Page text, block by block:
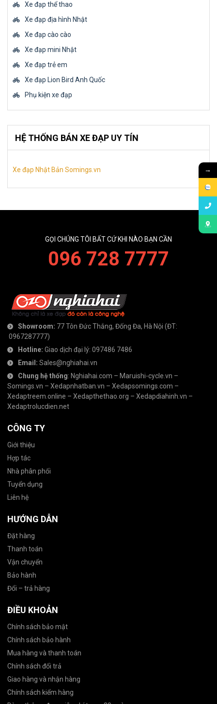
Xe đạp thể thao
Xe đạp địa hình Nhật
Xe đạp cào cào
Xe đạp mini Nhật
Xe đạp trẻ em
Xe đạp Lion Bird Anh Quốc
Phụ kiện xe đạp
HỆ THỐNG BÁN XE ĐẠP UY TÍN
Xe đạp Nhật Bản Somings.vn
GỌI CHÚNG TÔI BẤT CỨ KHI NÀO BẠN CẦN
096 728 7777
Showroom: 77 Tôn Đức Thắng, Đống Đa, Hà Nội (ĐT:
0967287777)
Hotline: Giao dịch đại lý: 097486 7486
Email: Sales@nghiahai.vn
Chung hệ thống: Nghiahai.com – Maruishi-cycle.vn –
Somings.vn – Xedapnhatban.vn – Xedapsomings.com –
Xedaptreem.online – Xedapthethao.org – Xedapdiahinh.vn –
Xedaptrolucdien.net
CÔNG TY
Giới thiệu
Hợp tác
Nhà phân phối
Tuyển dụng
Liên hệ
HƯỚNG DẪN
Đặt hàng
Thanh toán
Vận chuyển
Bảo hành
Đổi – trả hàng
ĐIỀU KHOẢN
Chính sách bảo mật
Chính sách bảo hành
Mua hàng và thanh toán
Chính sách đổi trả
Giao hàng và nhận hàng
Chính sách kiểm hàng
→